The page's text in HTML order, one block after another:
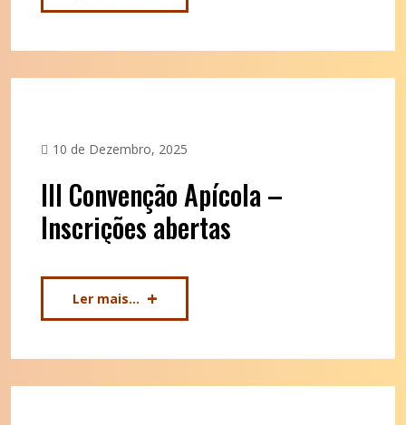
10 de Dezembro, 2025
III Convenção Apícola –
Inscrições abertas
Ler mais...